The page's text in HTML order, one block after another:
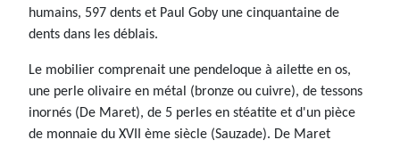
humains, 597 dents et Paul Goby une cinquantaine de
dents dans les déblais.
Le mobilier comprenait une pendeloque à ailette en os,
une perle olivaire en métal (bronze ou cuivre), de tessons
inornés (De Maret), de 5 perles en stéatite et d'un pièce
de monnaie du XVII ème siècle (Sauzade). De Maret